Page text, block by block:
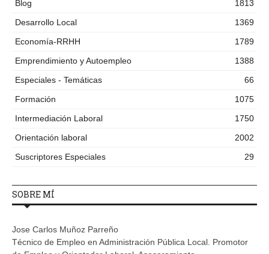
Blog
1813
Desarrollo Local
1369
Economía-RRHH
1789
Emprendimiento y Autoempleo
1388
Especiales - Temáticas
66
Formación
1075
Intermediación Laboral
1750
Orientación laboral
2002
Suscriptores Especiales
29
SOBRE MÍ
Jose Carlos Muñoz Parreño
Técnico de Empleo en Administración Pública Local. Promotor